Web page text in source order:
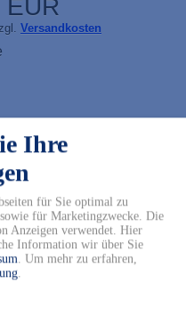
Ihre
für Sie optimal zu
für Marketingzwecke. Die
Anzeigen verwendet. Hier
Information wir über Sie
. Um mehr zu erfahren,
.
Versandkosten
L
4XL
+